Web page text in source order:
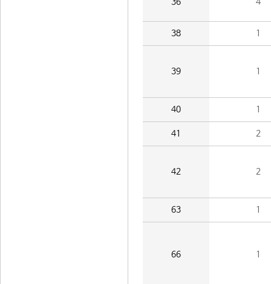
38 1
39 1
40 1
41 2
42 2
63 1
66 1